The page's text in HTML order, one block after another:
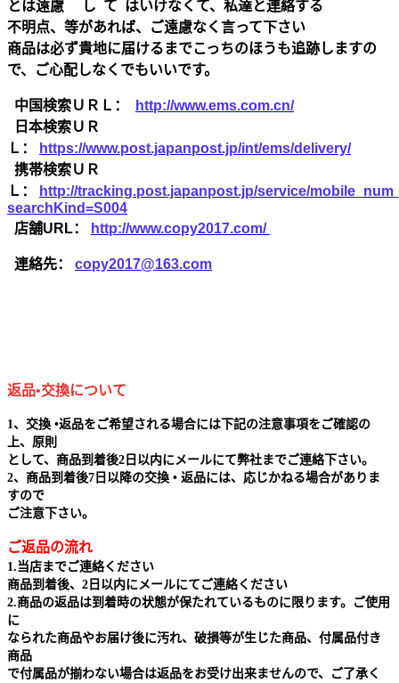
とは遠慮 し て はいけなくて、私達と連絡する
不明点、等があれば、ご遠慮なく言って下さい
商品は必ず貴地に届けるまでこっちのほうも追跡しますの
で、ご心配しなくでもいいです。
中国検索ＵＲＬ：
http://www.ems.com.cn/
日本検索ＵＲ
Ｌ：
https://www.post.japanpost.jp/int/ems/delivery/
携帯検索ＵＲ
Ｌ：
http://tracking.post.japanpost.jp/service/
searchKind=S004
店舗URL：
http://www.copy2017.com/
連絡先： copy2017@163.com
返品•交換について
1、交換 •返品をご希望される場合には下記の注意事項をご確認の
上、原則
として、商品到着後2日以内にメールにて弊社までご連絡下さい。
2、商品到着後7日以降の交換 • 返品には、応じかねる場合がありま
すので
ご注意下さい。
ご返品の流れ
1.当店までご連絡ください
商品到着後、2日以内にメールにてご連絡ください
2.商品の返品は到着時の状態が保たれているものに限ります。ご使用
に
なられた商品やお届け後に汚れ、破損等が生じた商品、付属品付き
商品
で付属品が揃わない場合は返品をお受け出来ませんので、ご了承く